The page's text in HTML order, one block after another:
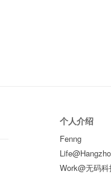
个人介绍
Fenng
Work@无码